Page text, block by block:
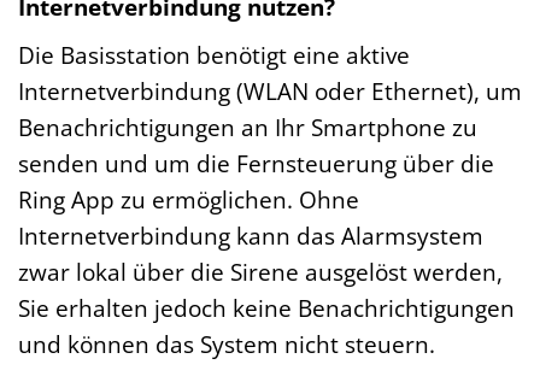
Internetverbindung nutzen?
Die Basisstation benötigt eine aktive
Internetverbindung (WLAN oder Ethernet), um
Benachrichtigungen an Ihr Smartphone zu
senden und um die Fernsteuerung über die
Ring App zu ermöglichen. Ohne
Internetverbindung kann das Alarmsystem
zwar lokal über die Sirene ausgelöst werden,
Sie erhalten jedoch keine Benachrichtigungen
und können das System nicht steuern.